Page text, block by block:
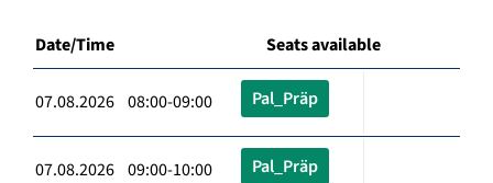
Date/Time Seats available
07.08.2026 08:00-09:00 Pal_Präp
07.08.2026 09:00-10:00 Pal_Präp